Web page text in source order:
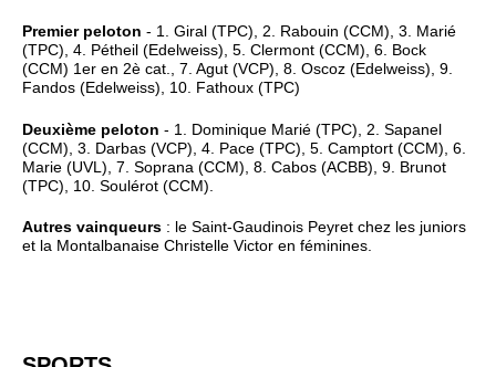
Premier peloton - 1. Giral (TPC), 2. Rabouin (CCM), 3. Marié
(TPC), 4. Pétheil (Edelweiss), 5. Clermont (CCM), 6. Bock
(CCM) 1er en 2è cat., 7. Agut (VCP), 8. Oscoz (Edelweiss), 9.
Fandos (Edelweiss), 10. Fathoux (TPC)
Deuxième peloton - 1. Dominique Marié (TPC), 2. Sapanel
(CCM), 3. Darbas (VCP), 4. Pace (TPC), 5. Camptort (CCM), 6.
Marie (UVL), 7. Soprana (CCM), 8. Cabos (ACBB), 9. Brunot
(TPC), 10. Soulérot (CCM).
Autres vainqueurs : le Saint-Gaudinois Peyret chez les juniors
et la Montalbanaise Christelle Victor en féminines.